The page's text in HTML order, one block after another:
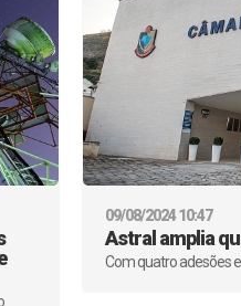
09/08/2024 10:47
Astral amplia
Com quatro adesões